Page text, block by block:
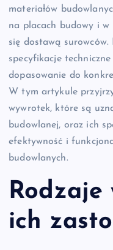
materiałów
na placach budowy i w
się dostawą
specyfikacje
dopasowanie do
W tym artykule
wywrotek, które są
budowlanej, oraz ich
efektywność i
budowlanych.
Rodzaje
ich